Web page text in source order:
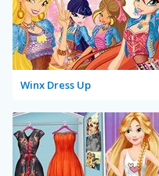
Winx Dress Up